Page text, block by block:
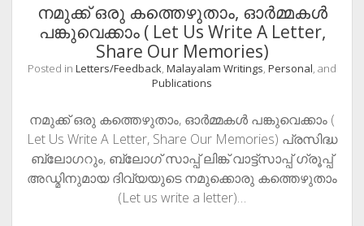
നമുക്ക് ഒരു കത്തെഴുതാം, ഓർമ്മകൾ
പങ്കുവെക്കാം ( Let Us Write A Letter,
Share Our Memories)
Posted in Letters/Feedback, Malayalam Writings, Personal, and
Publications
നമുക്ക് ഒരു കത്തെഴുതാം, ഓർമ്മകൾ പങ്കുവെക്കാം (
Let Us Write A Letter, Share Our Memories) പ്രസിദ്ധ
ബ്ലോഗറും, ബ്ലോഗ് സാപ്പ് ലിങ്ക് വാട്ട്സാപ്പ് ഗ്രൂപ്പ്
അഡ്മിനുമായ ദിവ്യയുടെ നമുക്കൊരു കത്തെഴുതാം
(Let us write a letter)…